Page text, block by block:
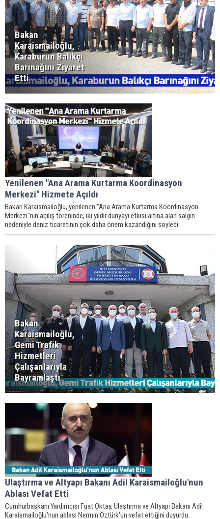
Bakan
Karaismailoğlu,
Karaburun Balıkçı
Barınağını Ziyaret
Etti
Yenilenen "Ana Arama Kurtarma Koordinasyon
Merkezi" Hizmete Açıldı
Bakan Karaismailoğlu, yenilenen "Ana Arama Kurtarma Koordinasyon
Merkezi"nin açılış töreninde, iki yıldır dünyayı etkisi altına alan salgın
nedeniyle deniz ticaretinin çok daha önem kazandığını söyledi.
Bakan
Karaismailoğlu,
Gemi Trafik
Hizmetleri
Çalışanlarıyla
Bayramlaştı
Ulaştırma ve Altyapı Bakanı Adil Karaismailoğlu'nun
Ablası Vefat Etti
Cumhurbaşkanı Yardımcısı Fuat Oktay, Ulaştırma ve Altyapı Bakanı Adil
Karaismailoğlu'nun ablası Nermin Öztürk'ün vefat ettiğini duyurdu.